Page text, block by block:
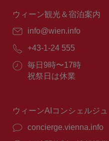
間：
ウィーン観光＆宿泊案内
E
ー
ル：
info@wien.info
電
番
号：
+43-1-24 555
営
業
毎日9時〜17時
祝祭日は休業
ウィーンAIコンシェルジュ
concierge.vienna.info